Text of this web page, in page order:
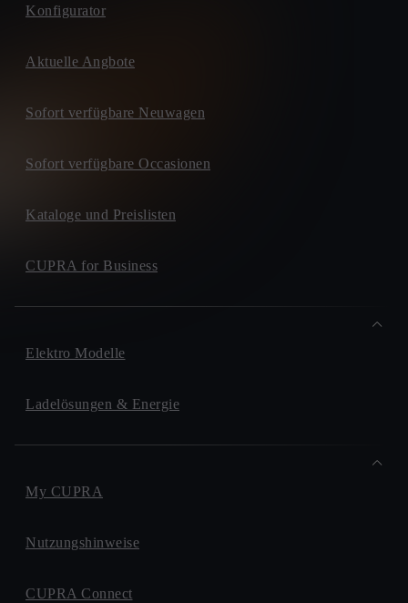
Konfigurator
Aktuelle Angbote
Sofort verfügbare Neuwagen
Sofort verfügbare Occasionen
Kataloge und Preislisten
CUPRA for Business
Elektro Modelle
Ladelösungen & Energie
My CUPRA
Nutzungshinweise
CUPRA Connect